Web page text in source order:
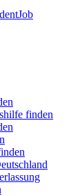
finden